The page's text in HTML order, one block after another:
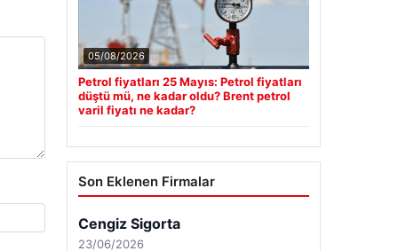
05/08/2026
Petrol fiyatları 25 Mayıs: Petrol fiyatları
düştü mü, ne kadar oldu? Brent petrol
varil fiyatı ne kadar?
Son Eklenen Firmalar
Cengiz Sigorta
23/06/2026